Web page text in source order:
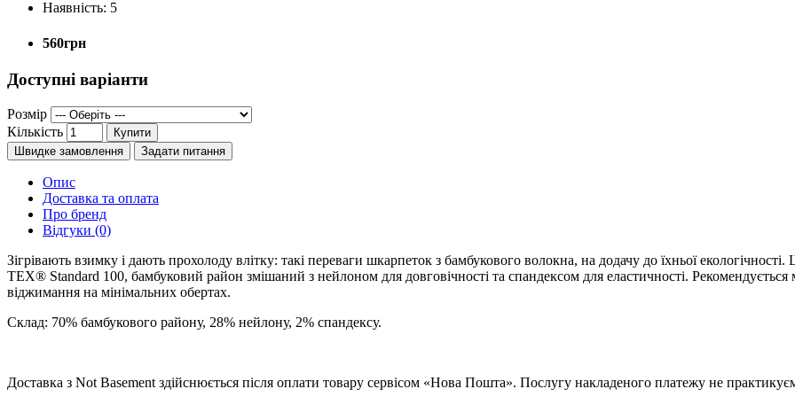
Наявність: 5
560грн
Доступні варіанти
Розмір
Кількість
Купити
Швидке замовлення
Задати питання
Опис
Доставка та оплата
Про бренд
Відгуки (0)
Зігрівають взимку і дають прохолоду влітку: такі переваги шкарпеток з бамбукового волокна, на додачу до їхньої
TEX® Standard 100, бамбуковий район змішаний з нейлоном для довговічності та спандексом для еластичності.
віджимання на мінімальних обертах.
Склад: 70% бамбукового району, 28% нейлону, 2% спандексу.
Доставка з Not Basement здійснюється після оплати товару сервісом «Нова Пошта». Послугу накладеного платежу не